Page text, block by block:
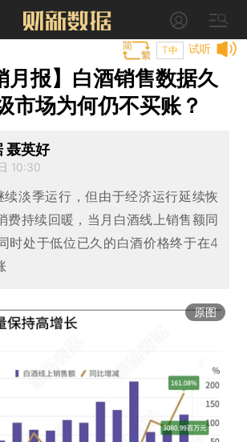
试听
T中
月报】白酒销售数据久
市场为何仍不买账？
聂英好
10:30
淡季运行，但由于经济运行延续恢
费持续回暖，当月白酒线上销售额同
时处于低位已久的白酒价格终于在4
原图